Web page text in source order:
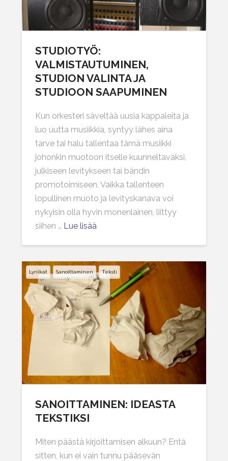
STUDIOTYÖ:
VALMISTAUTUMINEN,
STUDION VALINTA JA
STUDIOON SAAPUMINEN
Kun orkesteri säveltää uusia kappaleita ja
luo uutta musiikkia, syntyy lähes aina
tarve tai halu tallentaa tämä musiikki
johonkin muotoon itselle kuunneltavaksi,
julkiseen levitykseen tai bändin
promotoimiseen. Vaikka tallenteen
lopullinen muoto ja levityskanava voi
nykyisin olla hyvin monenlainen, liittyy
siihen … Lue lisää
SANOITTAMINEN: IDEASTA
TEKSTIKSI
Miten päästä kirjoittamisen alkuun? Entä
sitten, kun ei vain tunnu pääsevän
Lyriikat Sanoittaminen Teksti